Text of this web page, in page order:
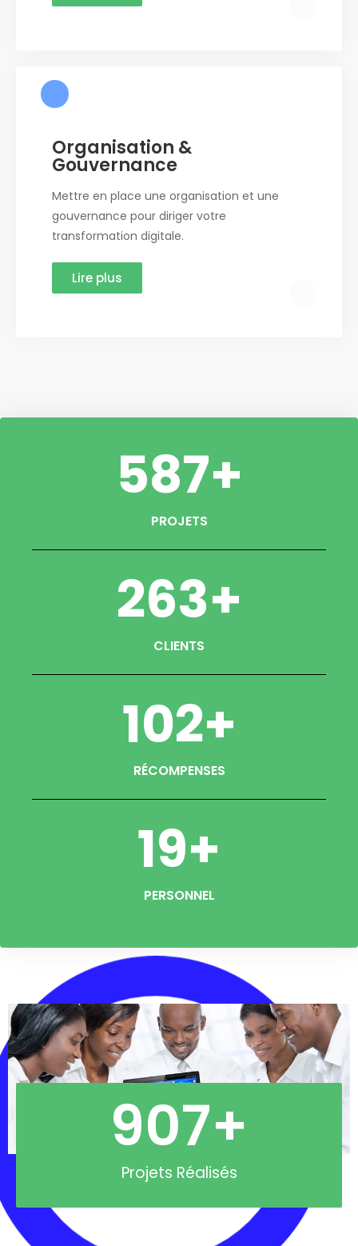
Organisation &
Gouvernance
Mettre en place une organisation et une
gouvernance pour diriger votre
transformation digitale.
Lire plus
587+
PROJETS
263+
CLIENTS
102+
RÉCOMPENSES
19+
PERSONNEL
907+
Projets Réalisés